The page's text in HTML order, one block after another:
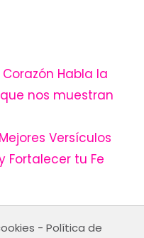
Habla la
nos muestran
Versículos
Fortalecer tu Fe
- Política de